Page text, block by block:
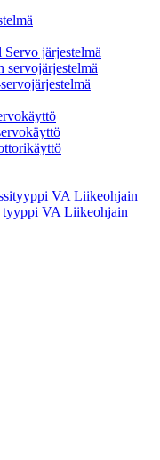
järjestelmä
servojärjestelmä
VA Liikeohjain
VA Liikeohjain